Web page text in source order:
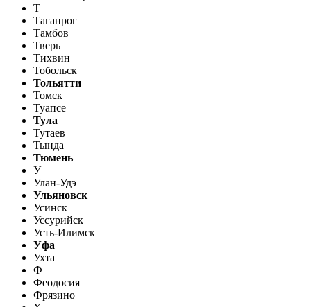
Т
Таганрог
Тамбов
Тверь
Тихвин
Тобольск
Тольятти
Томск
Туапсе
Тула
Тутаев
Тында
Тюмень
У
Улан-Удэ
Ульяновск
Усинск
Уссурийск
Усть-Илимск
Уфа
Ухта
Ф
Феодосия
Фрязино